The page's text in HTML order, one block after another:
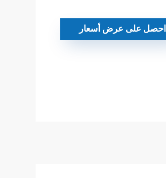
احصل على عرض أسعار